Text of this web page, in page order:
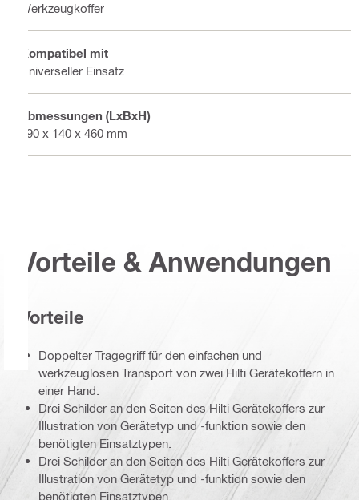
Werkzeugkoffer
Kompatibel mit
Universeller Einsatz
Abmessungen (LxBxH)
590 x 140 x 460 mm
Vorteile & Anwendungen
Vorteile
Doppelter Tragegriff für den einfachen und
werkzeuglosen Transport von zwei Hilti Gerätekoffern in
einer Hand.
Drei Schilder an den Seiten des Hilti Gerätekoffers zur
Illustration von Gerätetyp und -funktion sowie den
benötigten Einsatztypen.
Drei Schilder an den Seiten des Hilti Gerätekoffers zur
Illustration von Gerätetyp und -funktion sowie den
benötigten Einsatztypen.